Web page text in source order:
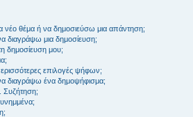
θέμα ή να δημοσιεύσω μια απάντηση;
μια δημοσίευση;
δημοσίευση μου;
επιλογές ψήφων;
διαγράψω ένα δημοψήφισμα;
Συζήτηση;